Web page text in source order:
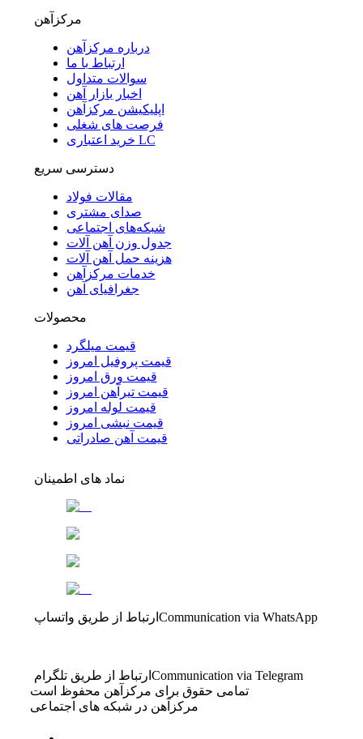
مرکزآهن
درباره مرکزآهن
ارتباط با ما
سوالات متداول
اخبار بازار آهن
اپلیکیشن مرکزآهن
فرصت های شغلی
خرید اعتباری LC
دسترسی سریع
مقالات فولاد
صدای مشتری
شبکه‌های اجتماعی
جدول وزن آهن آلات
هزینه حمل آهن آلات
خدمات مرکزآهن
جغرافیای آهن
محصولات
قیمت میلگرد
قیمت پروفیل امروز
قیمت ورق امروز
قیمت تیرآهن امروز
قیمت لوله امروز
قیمت نبشی امروز
قیمت آهن صادراتی
نماد های اطمینان
ارتباط از طریق واتساپ Communication via WhatsApp
ارتباط از طریق تلگرام Communication via Telegram
تمامی حقوق برای مرکزآهن محفوظ است
مرکزآهن در شبکه های اجتماعی